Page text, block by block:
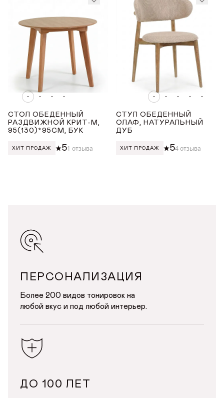
СТОЛ ОБЕДЕННЫЙ
РАЗДВИЖНОЙ КРИТ-М,
95(130)*95СМ, БУК
ХИТ ПРОДАЖ 51 отзыва
СТУЛ ОБЕДЕННЫЙ
ОЛАФ, НАТУРАЛЬНЫЙ
ДУБ
ХИТ ПРОДАЖ 54 отзыва
ПЕРСОНАЛИЗАЦИЯ
Более 200 видов тонировок на
любой вкус и под любой интерьер.
ДО 100 ЛЕТ
Продолжая, вы даётесогласие на сбор, обработку и хранение
персональных данных
Данные можно заполнить позже
в личном кабинете
СОХРАНИТЬ
ОТПРАВИТЬ ЗАЯВКУ
Продолжая, вы даётесогласие на сбор, обработку
и хранение
персональных данных